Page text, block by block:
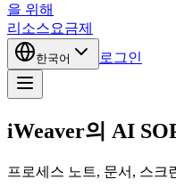
을 위해
리소스요금제
한국어 로그인
iWeaver의 AI
프로세스 노트, 문서, 스크